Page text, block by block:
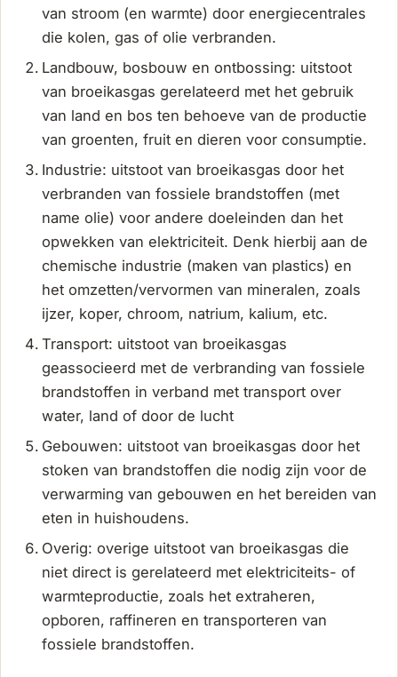
van stroom (en warmte) door energiecentrales
die kolen, gas of olie verbranden.
Landbouw, bosbouw en ontbossing: uitstoot
van broeikasgas gerelateerd met het gebruik
van land en bos ten behoeve van de productie
van groenten, fruit en dieren voor consumptie.
Industrie: uitstoot van broeikasgas door het
verbranden van fossiele brandstoffen (met
name olie) voor andere doeleinden dan het
opwekken van elektriciteit. Denk hierbij aan de
chemische industrie (maken van plastics) en
het omzetten/vervormen van mineralen, zoals
ijzer, koper, chroom, natrium, kalium, etc.
Transport: uitstoot van broeikasgas
geassocieerd met de verbranding van fossiele
brandstoffen in verband met transport over
water, land of door de lucht
Gebouwen: uitstoot van broeikasgas door het
stoken van brandstoffen die nodig zijn voor de
verwarming van gebouwen en het bereiden van
eten in huishoudens.
Overig: overige uitstoot van broeikasgas die
niet direct is gerelateerd met elektriciteits- of
warmteproductie, zoals het extraheren,
opboren, raffineren en transporteren van
fossiele brandstoffen.